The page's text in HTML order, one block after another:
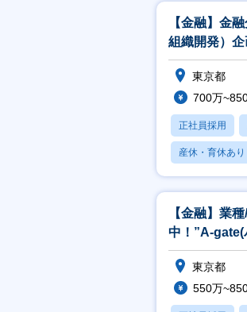
【金融】金
組織開発）
東京都
700万
正社員採用
産休・育休あり
【金融】業
中！”A-gate(
用ソリュー
東京都
550万